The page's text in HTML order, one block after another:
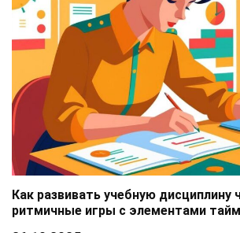
Как развивать учебную дисциплину
ритмичные игры с элементами